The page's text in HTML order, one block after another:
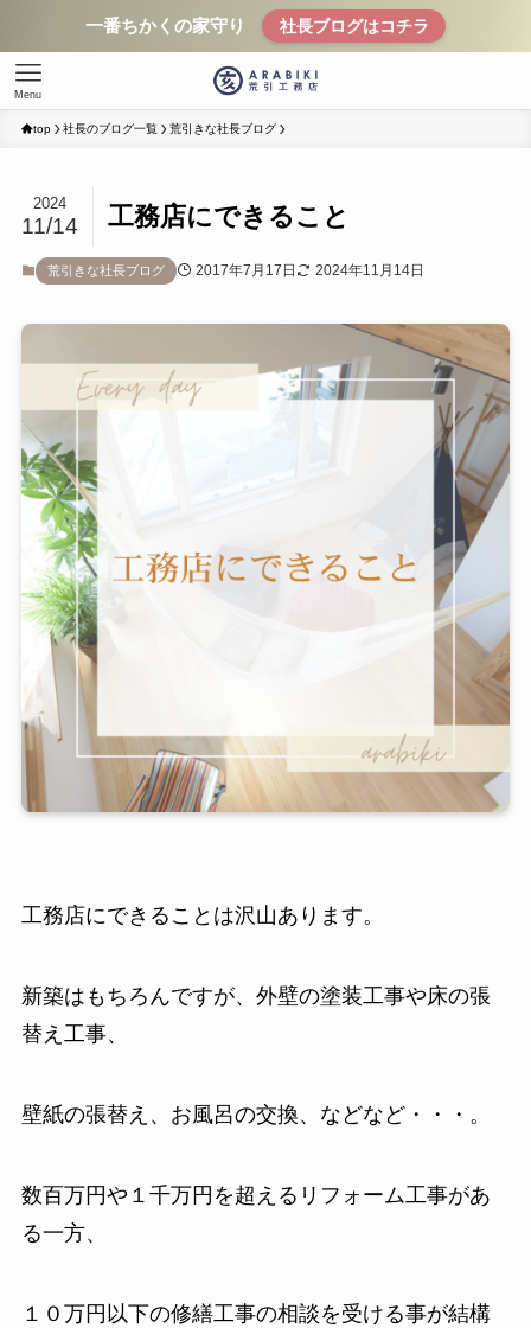
一番ちかくの家守り 社長ブログはコチラ
Menu
top 社長のブログ一覧 荒引きな社長ブログ
工務店にできること
2024
11/14
荒引きな社長ブログ 2017年7月17日 2024年11月14日
工務店にできることは沢山あります。
新築はもちろんですが、外壁の塗装工事や床の張
替え工事、
壁紙の張替え、お風呂の交換、などなど・・・。
数百万円や１千万円を超えるリフォーム工事があ
る一方、
１０万円以下の修繕工事の相談を受ける事が結構